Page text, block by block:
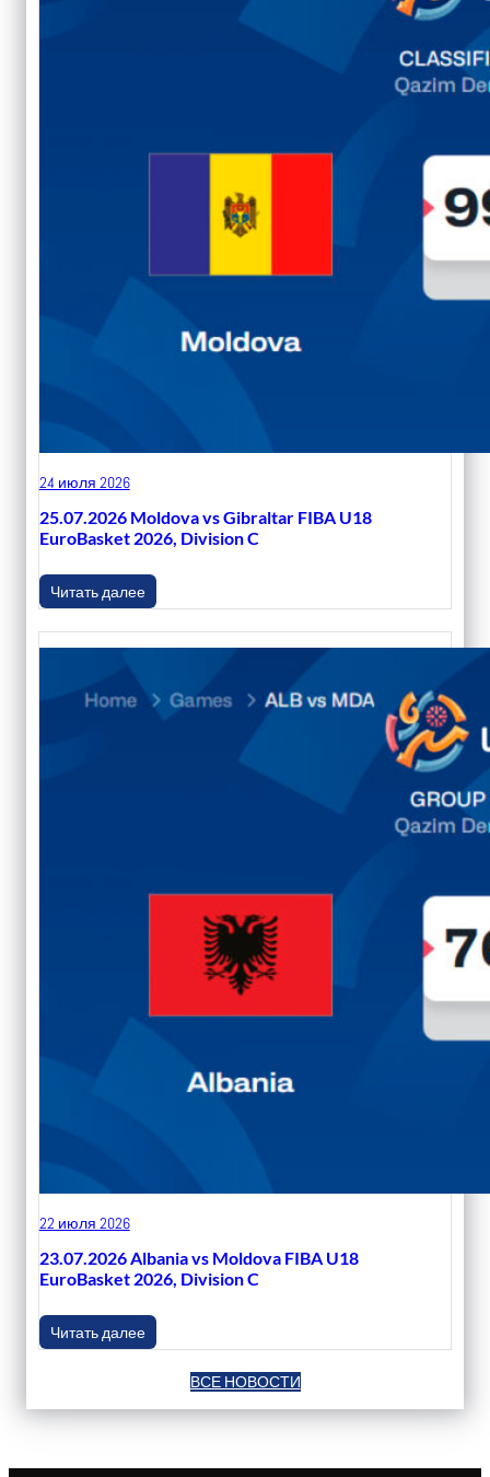
24 июля 2026
25.07.2026 Moldova vs Gibraltar FIBA U18
EuroBasket 2026, Division C
Читать далее
22 июля 2026
23.07.2026 Albania vs Moldova FIBA U18
EuroBasket 2026, Division C
Читать далее
ВСЕ НОВОСТИ